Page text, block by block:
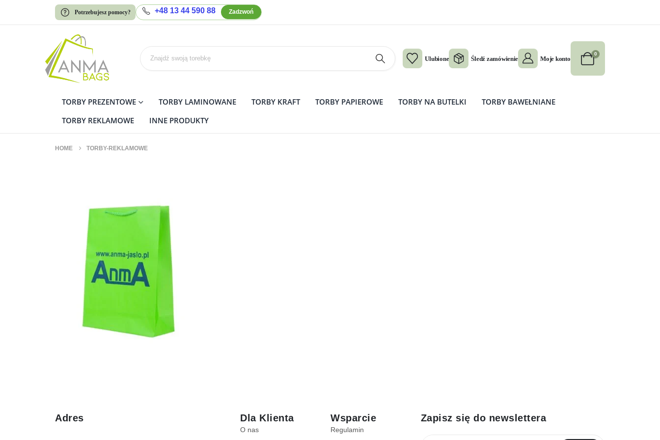
Potrzebujesz pomocy? +48 13 44 590 88 Zadzwoń
Ulubione Śledź zamówienie Moje konto
0
TORBY PREZENTOWE TORBY LAMINOWANE TORBY KRAFT TORBY PAPIEROWE TORBY NA BUTELKI
TORBY BAWEŁNIANE
TORBY REKLAMOWE
INNE PRODUKTY
HOME TORBY-REKLAMOWE
Adres Dla Klienta
O nas
Wsparcie
Regulamin
Zapisz się do newslettera